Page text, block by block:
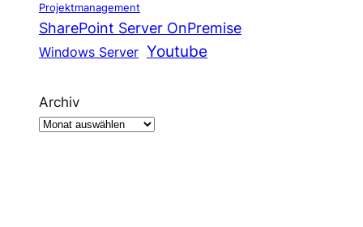
Projektmanagement
SharePoint Server OnPremise
Windows Server Youtube
Archiv